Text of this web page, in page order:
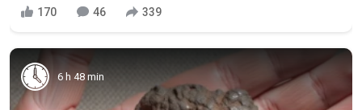
170 46 339
6 h 48 min